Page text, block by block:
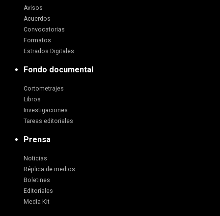
Avisos
Acuerdos
Convocatorias
Formatos
Estrados Digitales
Fondo documental
Cortometrajes
Libros
Investigaciones
Tareas editoriales
Prensa
Noticias
Réplica de medios
Boletines
Editoriales
Media Kit